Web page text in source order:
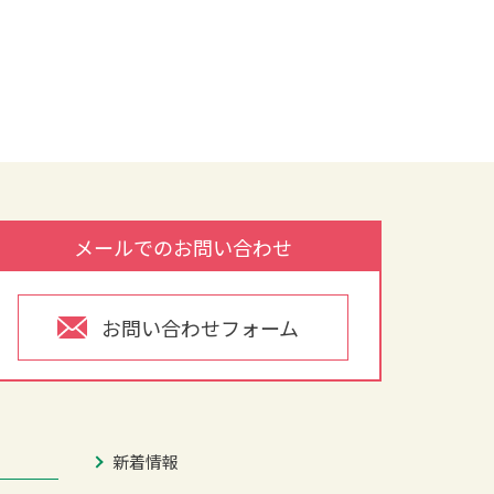
メールでのお問い合わせ
お問い合わせフォーム
新着情報